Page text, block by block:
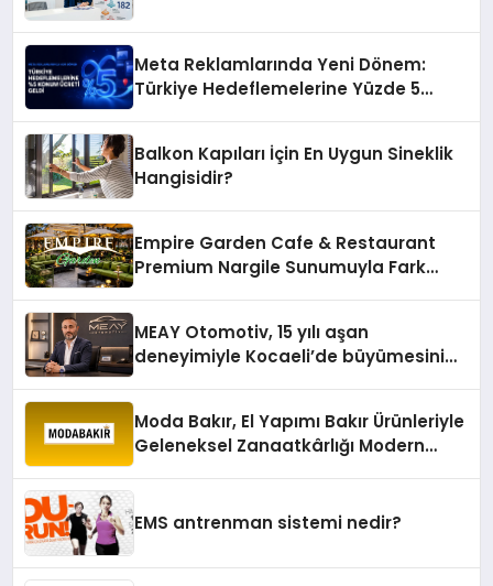
Meta Reklamlarında Yeni Dönem:
Türkiye Hedeflemelerine Yüzde 5
Balkon Kapıları İçin En Uygun Sineklik
Hangisidir?
Empire Garden Cafe & Restaurant
Premium Nargile Sunumuyla Fark
MEAY Otomotiv, 15 yılı aşan
deneyimiyle Kocaeli’de büyümesini
Moda Bakır, El Yapımı Bakır Ürünleriyle
Geleneksel Zanaatkârlığı Modern
EMS antrenman sistemi nedir?